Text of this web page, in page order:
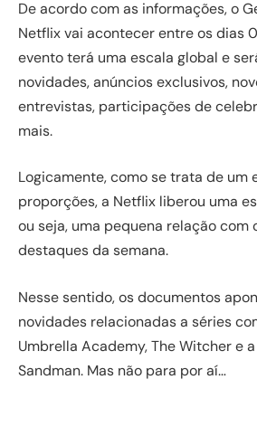
De acordo com as informações, o
Netflix vai acontecer entre os dias
evento terá uma escala global e
novidades, anúncios exclusivos,
entrevistas, participações de
mais.
Logicamente, como se trata de um
proporções, a Netflix liberou uma
ou seja, uma pequena relação com
destaques da semana.
Nesse sentido, os documentos
novidades relacionadas a séries
Umbrella Academy, The Witcher e
Sandman. Mas não para por aí…